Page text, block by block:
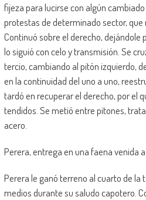
fijeza para lucirse con algún
protestas de determinado sector, que
Continuó sobre el derecho, dejándole
lo siguió con celo y transmisión. Se
tercio, cambiando al pitón izquierdo,
en la continuidad del uno a uno,
tardó en recuperar el derecho, por el
tendidos. Se metió entre pitones,
acero.
Perera, entrega en una faena venida
Perera le ganó terreno al cuarto de la
medios durante su saludo capotero.